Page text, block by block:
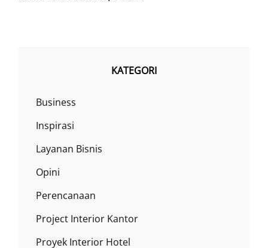
KATEGORI
Business
Inspirasi
Layanan Bisnis
Opini
Perencanaan
Project Interior Kantor
Proyek Interior Hotel